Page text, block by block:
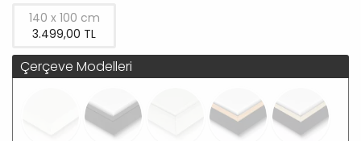
140 x 100 cm
3.499,00 TL
Çerçeve Modelleri